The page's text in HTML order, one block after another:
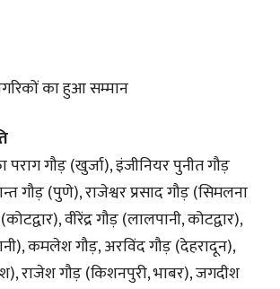
का हुआ सम्मान
गौड़ (खुर्जा), इंजीनियर पुनीत गौड़
गौड़ (पुणे), राजेश्वर प्रसाद गौड़ (सिमलना
वीरेंद्र गौड़ (लालपानी, कोटद्वार),
कमलेश गौड़, अरविंद गौड़ (देहरादून),
राजेश गौड़ (किशनपुरी, भाबर), जगदीश